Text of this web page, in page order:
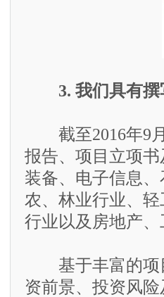
3. 我们具有
截至2016年9月
报告、项目立项
装备、电子信息
农、林业行业、
行业以及房地产
基于丰富的项
资前景、投资风